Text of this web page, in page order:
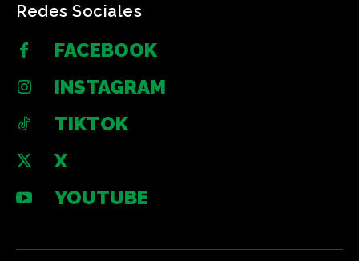
Redes Sociales
FACEBOOK
INSTAGRAM
TIKTOK
X
YOUTUBE